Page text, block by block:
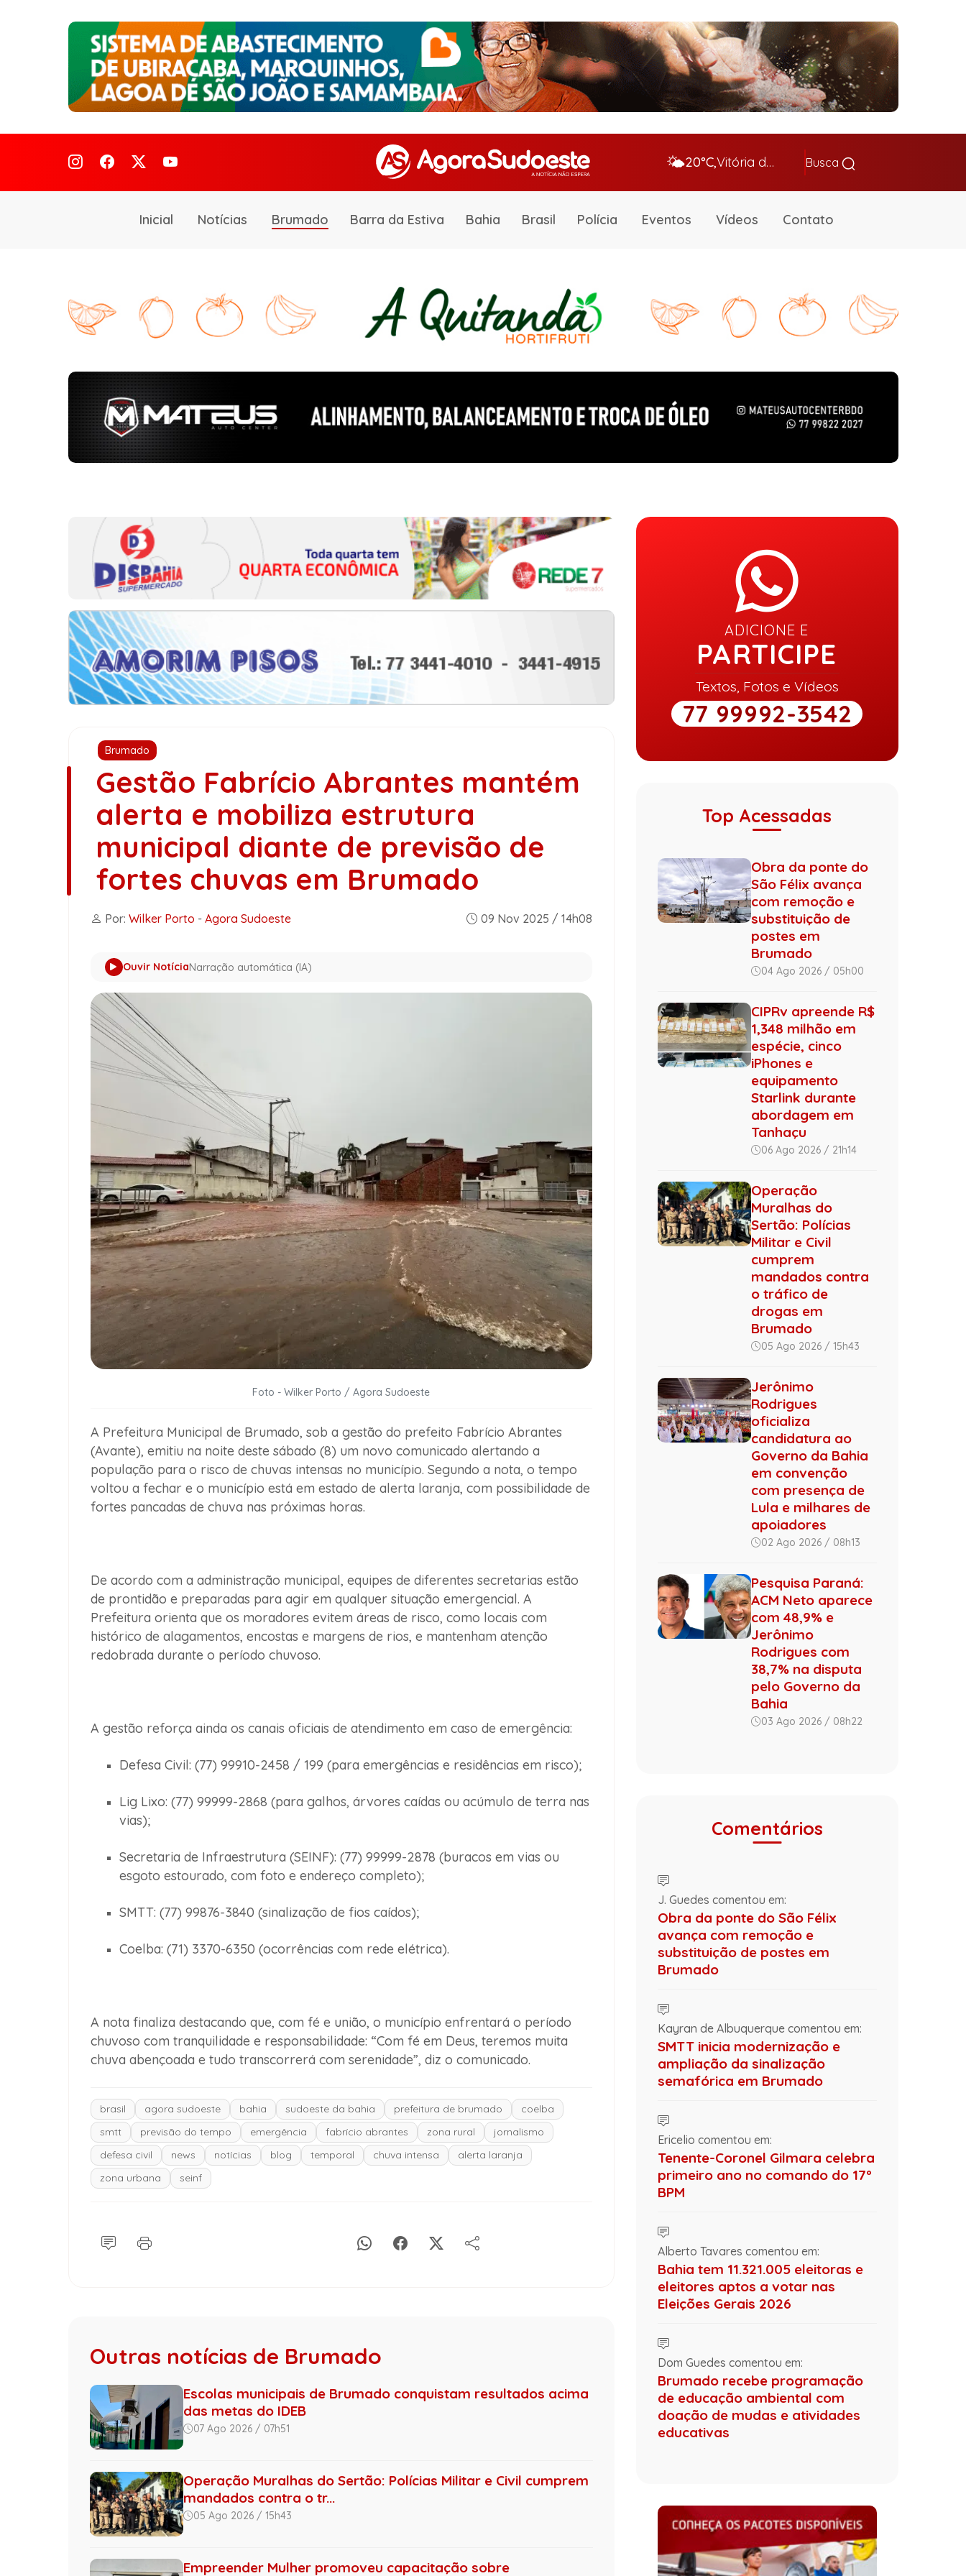
🌤️20°C, Vitória da Conq… Busca
Inicial Notícias Brumado Barra da Estiva Bahia Brasil Polícia Eventos Vídeos Contato
Brumado
Gestão Fabrício Abrantes mantém
alerta e mobiliza estrutura
municipal diante de previsão de
fortes chuvas em Brumado
Por: Wilker Porto - Agora Sudoeste 09 Nov 2025 / 14h08
Ouvir NotíciaNarração automática (IA)
Foto - Wilker Porto / Agora Sudoeste
A Prefeitura Municipal de Brumado, sob a gestão do prefeito Fabrício Abrantes
(Avante), emitiu na noite deste sábado (8) um novo comunicado alertando a
população para o risco de chuvas intensas no município. Segundo a nota, o tempo
voltou a fechar e o município está em estado de alerta laranja, com possibilidade de
fortes pancadas de chuva nas próximas horas.
De acordo com a administração municipal, equipes de diferentes secretarias estão
de prontidão e preparadas para agir em qualquer situação emergencial. A
Prefeitura orienta que os moradores evitem áreas de risco, como locais com
histórico de alagamentos, encostas e margens de rios, e mantenham atenção
redobrada durante o período chuvoso.
A gestão reforça ainda os canais oficiais de atendimento em caso de emergência:
Defesa Civil: (77) 99910-2458 / 199 (para emergências e residências em risco);
Lig Lixo: (77) 99999-2868 (para galhos, árvores caídas ou acúmulo de terra nas
vias);
Secretaria de Infraestrutura (SEINF): (77) 99999-2878 (buracos em vias ou
esgoto estourado, com foto e endereço completo);
SMTT: (77) 99876-3840 (sinalização de fios caídos);
Coelba: (71) 3370-6350 (ocorrências com rede elétrica).
A nota finaliza destacando que, com fé e união, o município enfrentará o período
chuvoso com tranquilidade e responsabilidade: “Com fé em Deus, teremos muita
chuva abençoada e tudo transcorrerá com serenidade”, diz o comunicado.
brasil agora sudoeste bahia sudoeste da bahia prefeitura de brumado
coelba
smtt
previsão do tempo emergência fabrício abrantes zona rural
jornalismo
defesa civil
news notícias blog temporal chuva intensa
alerta laranja
zona urbana
seinf
Outras notícias de Brumado
Escolas municipais de Brumado conquistam resultados acima
das metas do IDEB
07 Ago 2026 / 07h51
Operação Muralhas do Sertão: Polícias Militar e Civil cumprem
mandados contra o tr...
05 Ago 2026 / 15h43
Empreender Mulher promoveu capacitação sobre
ADICIONE E
PARTICIPE
Textos, Fotos e Vídeos
77 99992-3542
Top Acessadas
Obra da ponte do
São Félix avança
com remoção e
substituição de
postes em
Brumado
04 Ago 2026 / 05h00
CIPRv apreende R$
1,348 milhão em
espécie, cinco
iPhones e
equipamento
Starlink durante
abordagem em
Tanhaçu
06 Ago 2026 / 21h14
Operação
Muralhas do
Sertão: Polícias
Militar e Civil
cumprem
mandados contra
o tráfico de
drogas em
Brumado
05 Ago 2026 / 15h43
Jerônimo
Rodrigues
oficializa
candidatura ao
Governo da Bahia
em convenção
com presença de
Lula e milhares de
apoiadores
02 Ago 2026 / 08h13
Pesquisa Paraná:
ACM Neto aparece
com 48,9% e
Jerônimo
Rodrigues com
38,7% na disputa
pelo Governo da
Bahia
03 Ago 2026 / 08h22
Comentários
J. Guedes comentou em:
Obra da ponte do São Félix
avança com remoção e
substituição de postes em
Brumado
Kayran de Albuquerque comentou em:
SMTT inicia modernização e
ampliação da sinalização
semafórica em Brumado
Ericelio comentou em:
Tenente-Coronel Gilmara celebra
primeiro ano no comando do 17º
BPM
Alberto Tavares comentou em:
Bahia tem 11.321.005 eleitoras e
eleitores aptos a votar nas
Eleições Gerais 2026
Dom Guedes comentou em:
Brumado recebe programação
de educação ambiental com
doação de mudas e atividades
educativas